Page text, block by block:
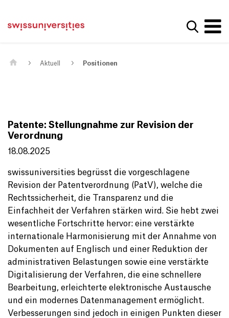
Main Navigation
Inhalt
Metanavigation
Suche
Aktuell Positionen
Patente: Stellungnahme zur Revision der
Verordnung
18.08.2025
swissuniversities begrüsst die vorgeschlagene
Revision der Patentverordnung (PatV), welche die
Rechtssicherheit, die Transparenz und die
Einfachheit der Verfahren stärken wird. Sie hebt zwei
wesentliche Fortschritte hervor: eine verstärkte
internationale Harmonisierung mit der Annahme von
Dokumenten auf Englisch und einer Reduktion der
administrativen Belastungen sowie eine verstärkte
Digitalisierung der Verfahren, die eine schnellere
Bearbeitung, erleichterte elektronische Austausche
und ein modernes Datenmanagement ermöglicht.
Verbesserungen sind jedoch in einigen Punkten dieser